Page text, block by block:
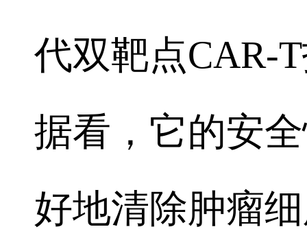
代双靶点CAR-
据看，它的安
好地清除肿瘤